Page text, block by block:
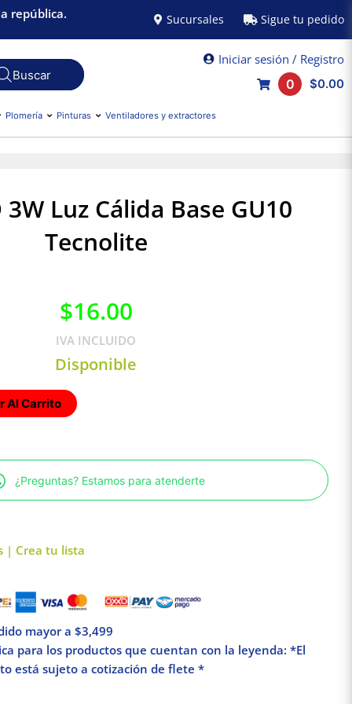
república. Sucursales Sigue tu pedido
Iniciar sesión / Registro
0
$0.00
Plomería Pinturas Ventiladores y extractores
3W Luz Cálida Base GU10
Tecnolite
$16.00
IVA INCLUIDO
Disponible
Al Carrito
¿Preguntas? Estamos para atenderte
| Crea tu lista
mayor a $3,499
para los productos que cuentan con la leyenda: *El
está sujeto a cotización de flete *